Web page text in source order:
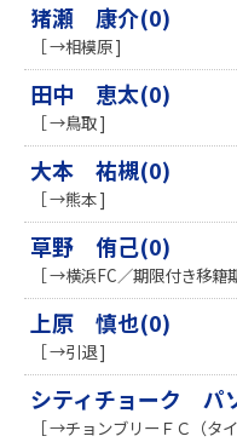
猪瀬 康介(0)
［ →相模原 ]
田中 恵太(0)
［ →鳥取 ]
大本 祐槻(0)
［ →熊本 ]
草野 侑己(0)
［ →横浜FC／期限付き移籍
上原 慎也(0)
［ →引退 ]
シティチョーク パ
［ →チョンブリーＦＣ（タ